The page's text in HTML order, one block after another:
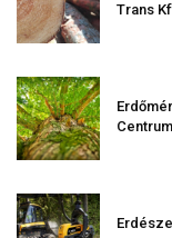
Trans
Centrum